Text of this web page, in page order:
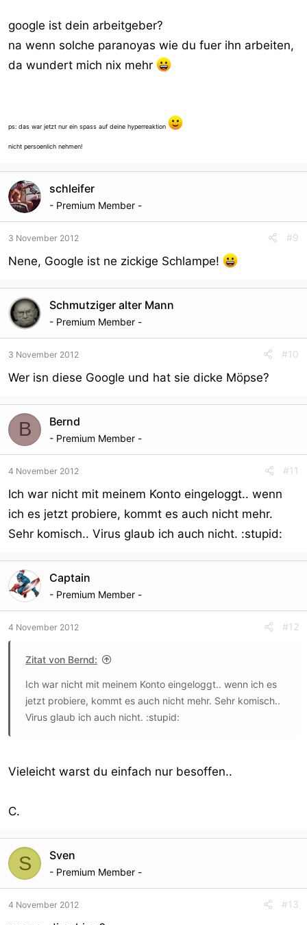
google ist dein arbeitgeber?
na wenn solche paranoyas wie du fuer ihn arbeiten,
da wundert mich nix mehr
ps: das war jetzt nur ein spass auf deine hyperreaktion
nicht persoenlich nehmen!
schleifer
- Premium Member -
3 November 2012 #9
Nene, Google ist ne zickige Schlampe!
Schmutziger alter Mann
- Premium Member -
3 November 2012 #10
Wer isn diese Google und hat sie dicke Möpse?
B Bernd
- Premium Member -
4 November 2012 #11
Ich war nicht mit meinem Konto eingeloggt.. wenn
ich es jetzt probiere, kommt es auch nicht mehr.
Sehr komisch.. Virus glaub ich auch nicht. :stupid:
Captain
- Premium Member -
4 November 2012 #12
Zitat von Bernd:
Ich war nicht mit meinem Konto eingeloggt.. wenn ich es
jetzt probiere, kommt es auch nicht mehr. Sehr komisch..
Virus glaub ich auch nicht. :stupid:
Vieleicht warst du einfach nur besoffen..
C.
S Sven
- Premium Member -
4 November 2012 #13